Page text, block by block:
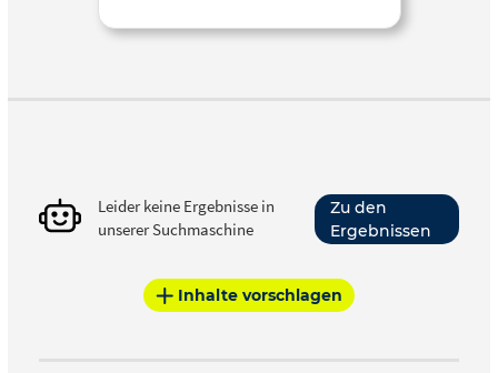
Leider keine Ergebnisse in
unserer Suchmaschine
Zu den
Ergebnissen
Inhalte vorschlagen